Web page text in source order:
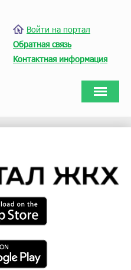
Войти на портал
Обратная связь
Контактная информация